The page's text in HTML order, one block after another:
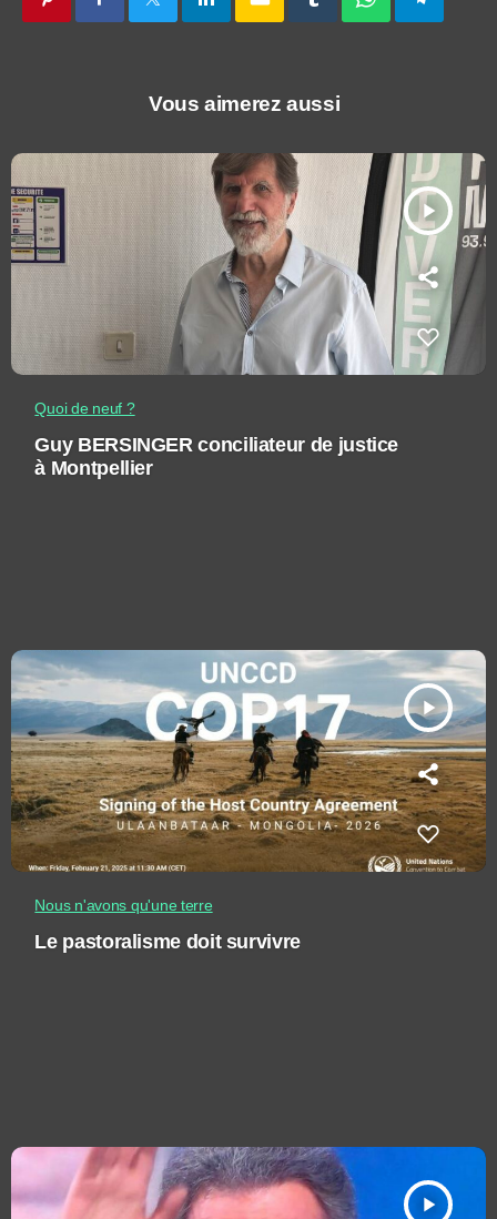
Vous aimerez aussi
play_arrow
Quoi de neuf ?
Guy BERSINGER conciliateur de justice
à Montpellier
play_arrow
Nous n'avons qu'une terre
Le pastoralisme doit survivre
play_arrow